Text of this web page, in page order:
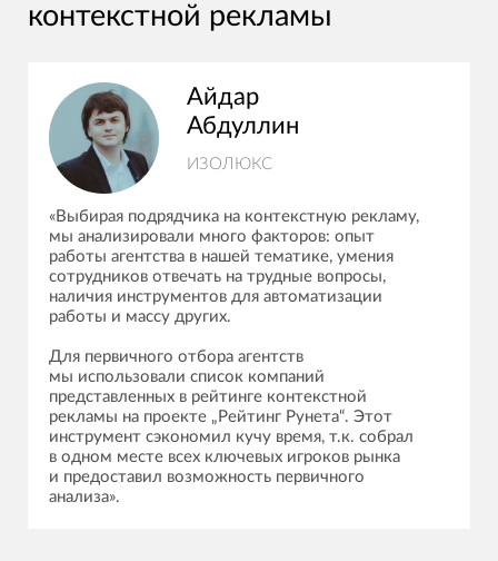
контекстной рекламы
Айдар
Абдуллин
ИЗОЛЮКС
«Выбирая подрядчика на контекстную рекламу,
мы анализировали много факторов: опыт
работы агентства в нашей тематике, умения
сотрудников отвечать на трудные вопросы,
наличия инструментов для автоматизации
работы и массу других.
Для первичного отбора агентств
мы использовали список компаний
представленных в рейтинге контекстной
рекламы на проекте „Рейтинг Рунета“. Этот
инструмент сэкономил кучу время, т.к. собрал
в одном месте всех ключевых игроков рынка
и предоставил возможность первичного
анализа».